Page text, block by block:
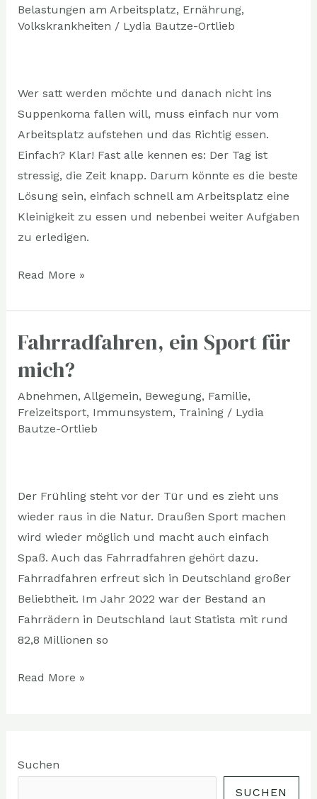
Belastungen am Arbeitsplatz, Ernährung,
Volkskrankheiten / Lydia Bautze-Ortlieb
Wer satt werden möchte und danach nicht ins
Suppenkoma fallen will, muss einfach nur vom
Arbeitsplatz aufstehen und das Richtig essen.
Einfach? Klar! Fast alle kennen es: Der Tag ist
stressig, die Zeit knapp. Darum könnte es die beste
Lösung sein, einfach schnell am Arbeitsplatz eine
Kleinigkeit zu essen und nebenbei weiter Aufgaben
zu erledigen.
Mittagstief
–
Pause
Read More »
Fahrradfahren, ein Sport für
mich?
Abnehmen, Allgemein, Bewegung, Familie,
Freizeitsport, Immunsystem, Training/ Lydia
Bautze-Ortlieb
Der Frühling steht vor der Tür und es zieht uns
wieder raus in die Natur. Draußen Sport machen
wird wieder möglich und macht auch einfach
Spaß. Auch das Fahrradfahren gehört dazu.
Fahrradfahren erfreut sich in Deutschland großer
Beliebtheit. Im Jahr 2022 war der Bestand an
Fahrrädern in Deutschland laut Statista mit rund
82,8 Millionen so
Fahrradfahren,
Sport
für
mich?
Read More »
Suchen
SUCHEN